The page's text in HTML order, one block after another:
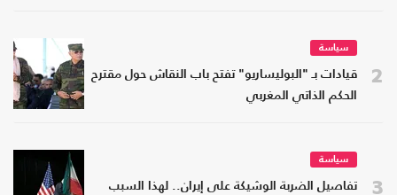
2
سياسة
قيادات بـ "البوليساريو" تفتح باب النقاش حول مقترح
الحكم الذاتي المغربي
3
سياسة
تفاصيل الضربة الوشيكة على إيران.. لهذا السبب